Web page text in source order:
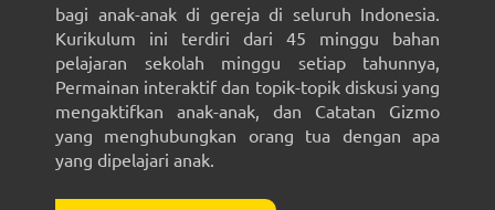
bagi anak-anak di gereja di seluruh Indonesia.
Kurikulum ini terdiri dari 45 minggu bahan
pelajaran sekolah minggu setiap tahunnya,
Permainan interaktif dan topik-topik diskusi yang
mengaktifkan anak-anak, dan Catatan Gizmo
yang menghubungkan orang tua dengan apa
yang dipelajari anak.